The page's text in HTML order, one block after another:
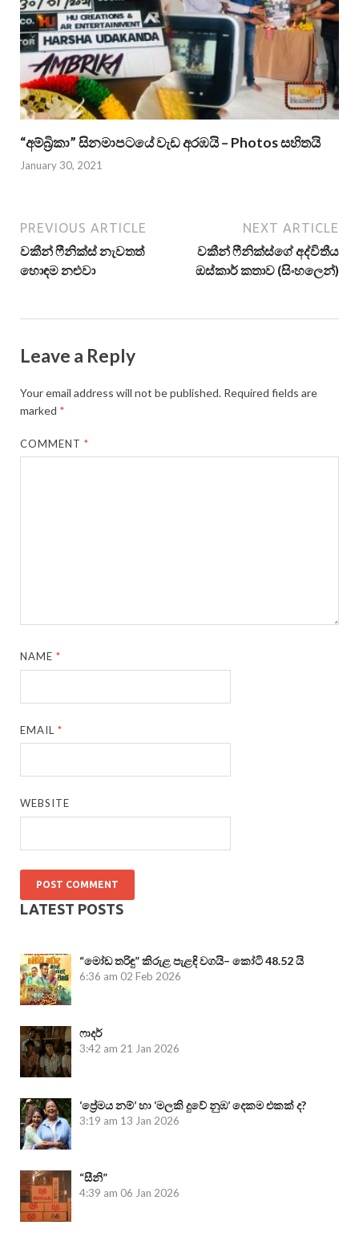
“අම්බ්‍රිකා” සිනමාපටයේ වැඩ අරඹයි – Photos සහිතයි
January 30, 2021
PREVIOUS ARTICLE
වකීන් ෆීනික්ස් නැවතත්
හොඳම නළුවා
NEXT ARTICLE
වකීන් ෆීනික්ස්ගේ අද්විතීය
ඔස්කාර් කතාව (සිංහලෙන්)
Leave a Reply
Your email address will not be published. Required fields are
marked *
COMMENT*
NAME*
EMAIL*
WEBSITE
LATEST POSTS
“මෝඩ තරිඳු” කිරුළ පැළඳි වගයි– කෝටි 48.52 යි
6:36 am 02 Feb 2026
ෆාදර්
3:42 am 21 Jan 2026
‘ප්‍රේමය නම්’ හා ‘මලකි දුවේ නුඹ’ දෙකම එකක් ද?
3:19 am 13 Jan 2026
“සීනි”
4:39 am 06 Jan 2026